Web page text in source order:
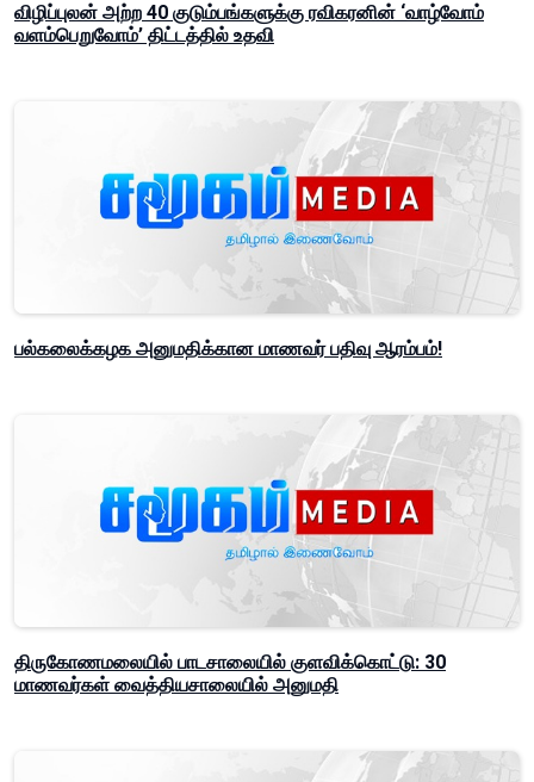
விழிப்புலன் அற்ற 40 குடும்பங்களுக்கு ரவிகரனின் ‘வாழ்வோம்
வளம்பெறுவோம்’ திட்டத்தில் உதவி
பல்கலைக்கழக அனுமதிக்கான மாணவர் பதிவு ஆரம்பம்!
திருகோணமலையில் பாடசாலையில் குளவிக்கொட்டு: 30
மாணவர்கள் வைத்தியசாலையில் அனுமதி